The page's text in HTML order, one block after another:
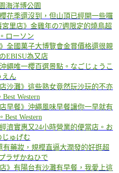
海洋博公園​​​​​​​
花季還沒到，但山頂已經開一些囉
里店》金雞年の7週限定的燒鳥超
ローソン
全國菓子大博覽會金賞價格還很親
EBISU為又店
繩唯一櫻百選景點。なごじょうこ
えん
沙灘》這些熟女竟然玩沙玩的不亦
Western​​​​​​​
早餐》沖繩風味早餐讓你一早就有
Best Western​​​​​​​
濟實惠又24小時營業的便當店。お
じゅげむ​​​​​​​
有藥妝，規模直逼大潤發的好逛超
ラザかねひで​​​​​​​
》有陽台有沙灘有早餐，我愛上這